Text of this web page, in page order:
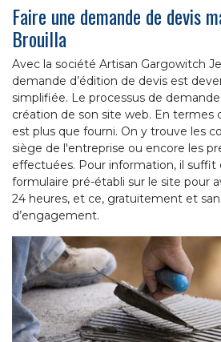
Faire une demande de devis
Brouilla
Avec la société Artisan Gargowitch
demande d’édition de devis est
simplifiée. Le processus de
création de son site web. En termes
est plus que fourni. On y trouve les
siège de l'entreprise ou encore les
effectuées. Pour information, il suffit
formulaire pré-établi sur le site pour
24 heures, et ce, gratuitement et
d’engagement.